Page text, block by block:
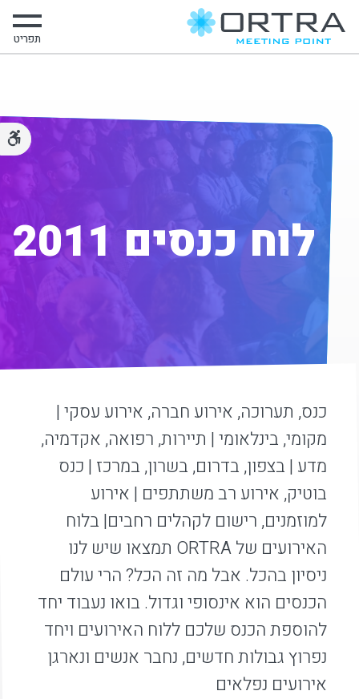
תפריט
לוח כנסים 2011
כנס, תערוכה, אירוע חברה, אירוע עסקי |
מקומי, בינלאומי | תיירות, רפואה, אקדמיה,
מדע | בצפון, בדרום, בשרון, במרכז | כנס
בוטיק, אירוע רב משתתפים | אירוע
למוזמנים, רישום לקהלים רחבים| בלוח
האירועים של ORTRA תמצאו שיש לנו
ניסיון בהכל. אבל מה זה הכל? הרי עולם
הכנסים הוא אינסופי וגדול. בואו נעבוד יחד
להוספת הכנס שלכם ללוח האירועים ויחד
נפרוץ גבולות חדשים, נחבר אנשים ונארגן
אירועים נפלאים